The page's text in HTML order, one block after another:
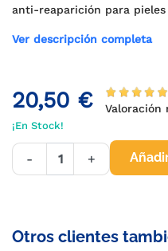
anti-reaparición para
Ver descripción completa
20,50 €
¡En Stock!
- +
Otros clientes